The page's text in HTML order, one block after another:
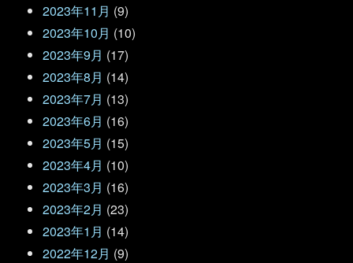
2023年11月 (9)
2023年10月 (10)
2023年9月 (17)
2023年8月 (14)
2023年7月 (13)
2023年6月 (16)
2023年5月 (15)
2023年4月 (10)
2023年3月 (16)
2023年2月 (23)
2023年1月 (14)
2022年12月 (9)